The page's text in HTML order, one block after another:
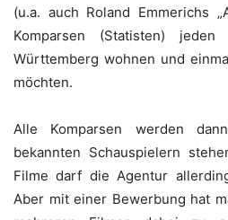
(u.a. auch Roland Emmerichs
Komparsen (Statisten)
Württemberg wohnen und
möchten.
Alle Komparsen werden
bekannten Schauspielern
Filme darf die Agentur
Aber mit einer Bewerbung hat